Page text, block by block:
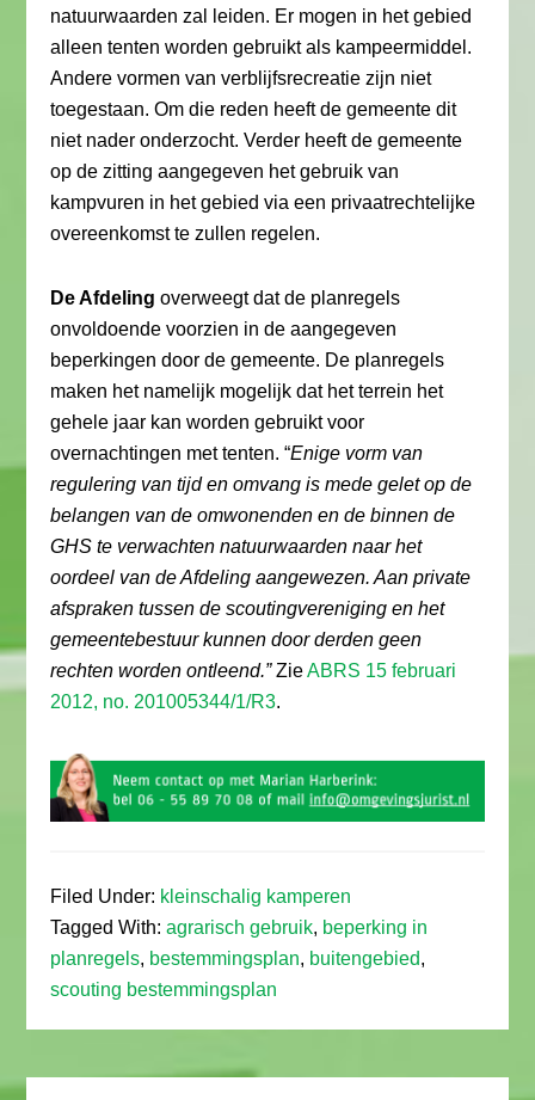
natuurwaarden zal leiden. Er mogen in het gebied
alleen tenten worden gebruikt als kampeermiddel.
Andere vormen van verblijfsrecreatie zijn niet
toegestaan. Om die reden heeft de gemeente dit
niet nader onderzocht. Verder heeft de gemeente
op de zitting aangegeven het gebruik van
kampvuren in het gebied via een privaatrechtelijke
overeenkomst te zullen regelen.
De Afdelingoverweegt dat de planregels
onvoldoende voorzien in de aangegeven
beperkingen door de gemeente. De planregels
maken het namelijk mogelijk dat het terrein het
gehele jaar kan worden gebruikt voor
overnachtingen met tenten. “Enige vorm van
regulering van tijd en omvang is mede gelet op de
belangen van de omwonenden en de binnen de
GHS te verwachten natuurwaarden naar het
oordeel van de Afdeling aangewezen. Aan private
afspraken tussen de scoutingvereniging en het
gemeentebestuur kunnen door derden geen
rechten worden ontleend.”ZieABRS 15 februari
2012, no. 201005344/1/R3.
Filed Under: kleinschalig kamperen
Tagged With:agrarisch gebruik, beperking in
planregels, bestemmingsplan, buitengebied,
scouting bestemmingsplan